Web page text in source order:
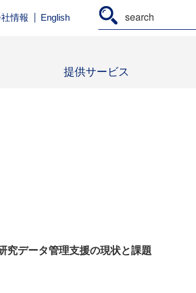
情報 English
提供サービス
究データ管理支援の現状と課題